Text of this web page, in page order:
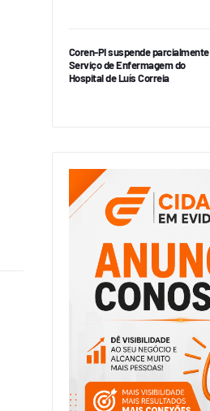
Coren-PI suspende parcialmente
Serviço de Enfermagem do
Hospital de Luís Correia